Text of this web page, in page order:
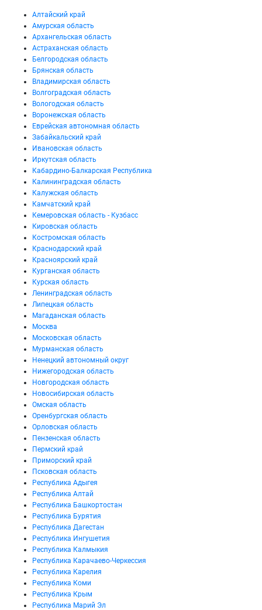
Алтайский край
Амурская область
Архангельская область
Астраханская область
Белгородская область
Брянская область
Владимирская область
Волгоградская область
Вологодская область
Воронежская область
Еврейская автономная область
Забайкальский край
Ивановская область
Иркутская область
Кабардино-Балкарская Республика
Калининградская область
Калужская область
Камчатский край
Кемеровская область - Кузбасс
Кировская область
Костромская область
Краснодарский край
Красноярский край
Курганская область
Курская область
Ленинградская область
Липецкая область
Магаданская область
Москва
Московская область
Мурманская область
Ненецкий автономный округ
Нижегородская область
Новгородская область
Новосибирская область
Омская область
Оренбургская область
Орловская область
Пензенская область
Пермский край
Приморский край
Псковская область
Республика Адыгея
Республика Алтай
Республика Башкортостан
Республика Бурятия
Республика Дагестан
Республика Ингушетия
Республика Калмыкия
Республика Карачаево-Черкессия
Республика Карелия
Республика Коми
Республика Крым
Республика Марий Эл